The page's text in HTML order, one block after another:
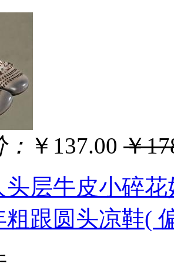
￥137.00 ￥
头层牛皮小碎
跟圆头凉鞋(